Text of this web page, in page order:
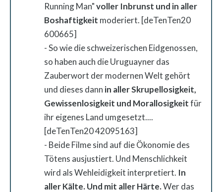
Running Man"voller Inbrunst und in aller
Boshaftigkeit moderiert. [deTenTen20
600665]
- So wie die schweizerischen Eidgenossen,
so haben auch die Uruguayner das
Zauberwort der modernen Welt gehört
und dieses dann in aller Skrupellosigkeit,
Gewissenlosigkeit und Morallosigkeitfür
ihr eigenes Land umgesetzt....
[deTenTen20 42095163]
- Beide Filme sind auf die Ökonomie des
Tötens ausjustiert. Und Menschlichkeit
wird als Wehleidigkeit interpretiert. In
aller Kälte. Und mit aller Härte.Wer das